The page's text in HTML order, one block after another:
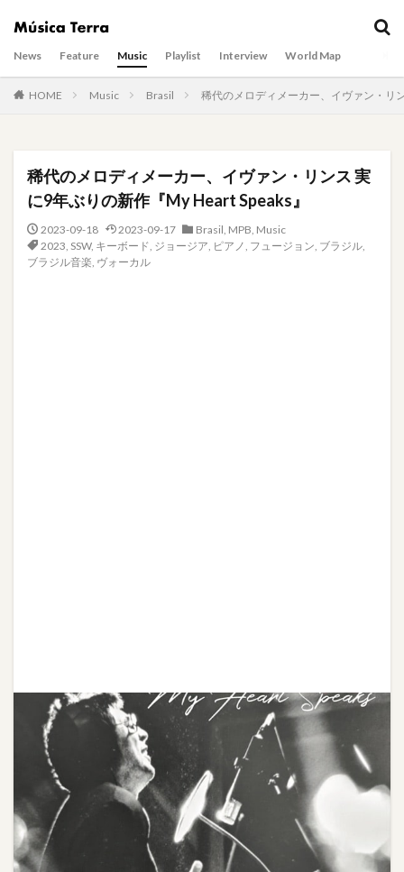
News Feature Music Playlist Interview World Map
HOME Music Brasil 稀代のメロディメーカー、イヴァン・リ
稀代のメロディメーカー、イヴァン・リンス 実
に9年ぶりの新作『My Heart Speaks』
2023-09-18 2023-09-17 Brasil, MPB, Music
2023, SSW, キーボード, ジョージア, ピアノ, フュージョン, ブラジル,
ブラジル音楽, ヴォーカル